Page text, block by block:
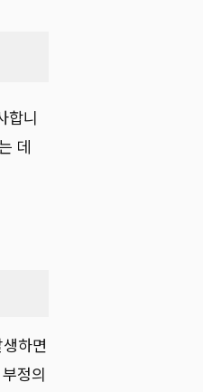
합니
데
하면
정의